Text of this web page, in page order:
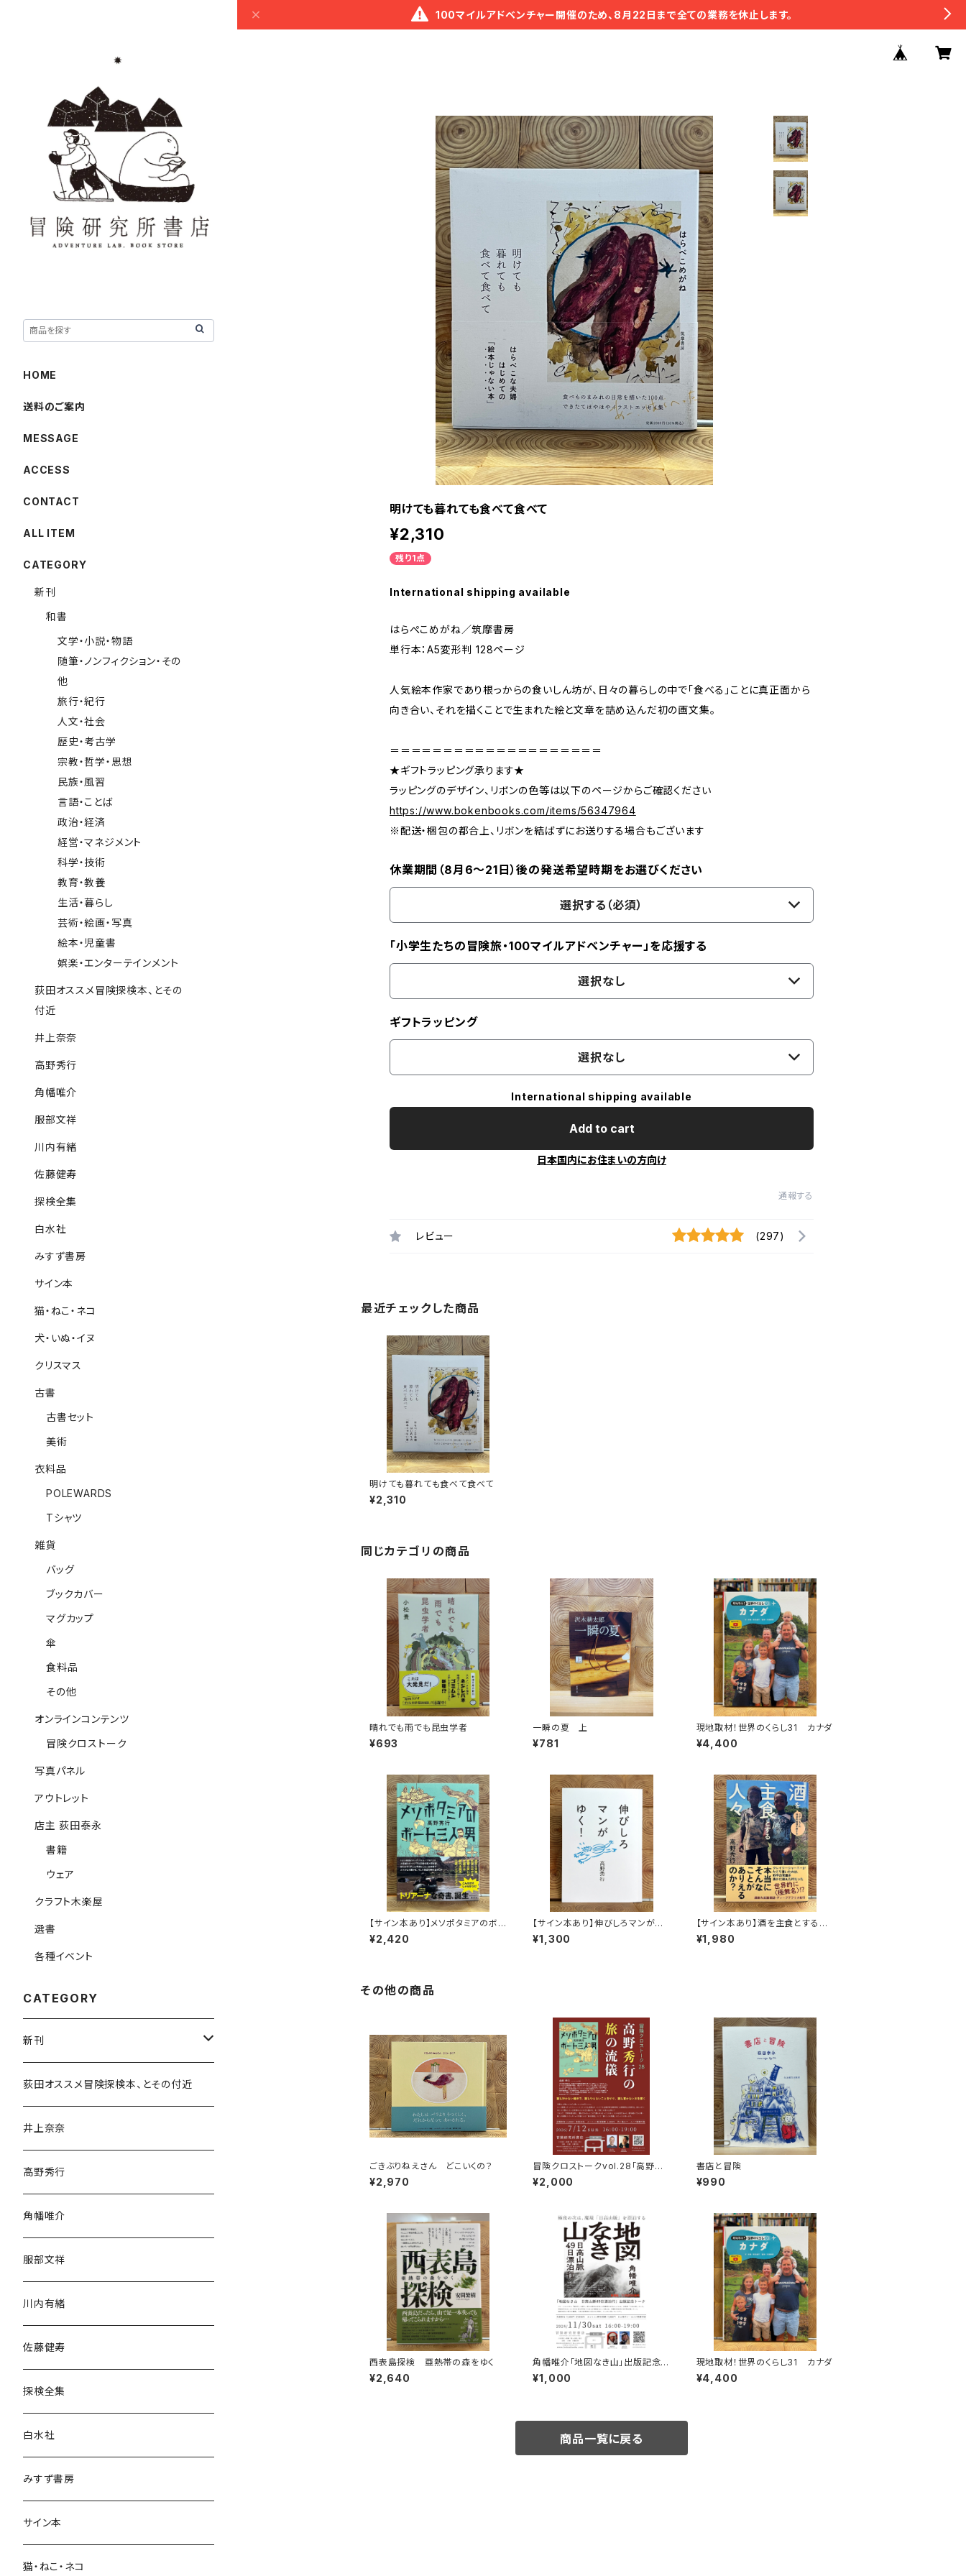
100マイルアドベンチャー開催のため、8月22日まで全ての業務を休止します。
明けても暮れても食べて食べて
¥2,310
残り1点
International shipping available
はらぺこめがね／筑摩書房
単行本：A5変形判 128ページ
人気絵本作家であり根っからの食いしん坊が、日々の暮らしの中で「食べる」ことに真正面から
向き合い、それを描くことで生まれた絵と文章を詰め込んだ初の画文集。
＝＝＝＝＝＝＝＝＝＝＝＝＝＝＝＝＝＝＝＝
★ギフトラッピング承ります★
ラッピングのデザイン、リボンの色等は以下のページからご確認ください
https://www.bokenbooks.com/items/56347964
※配送・梱包の都合上、リボンを結ばずにお送りする場合もございます
休業期間（8月6〜21日）後の発送希望時期をお選びください
選択する（必須）
「小学生たちの冒険旅・100マイルアドベンチャー」を応援する
選択なし
ギフトラッピング
選択なし
International shipping available
Add to cart
日本国内にお住まいの方向け
通報する
レビュー (297)
最近チェックした商品
明けても暮れても食べて食べて
¥2,310
同じカテゴリの商品
晴れでも雨でも昆虫学者
¥693
一瞬の夏 上
¥781
現地取材！世界のくらし31 カナダ
¥4,400
【サイン本あり】メソポタミアのボ
ート三人男
¥2,420
【サイン本あり】伸びしろマンがゆ
く！
¥1,300
【サイン本あり】酒を主食とする
人々 エチオピアの科学的秘境を
旅する
¥1,980
その他の商品
ごきぶりねえさん どこいくの？
¥2,970
冒険クロストークvol.28「高野秀
行の旅の流儀」録画視聴権
¥2,000
書店と冒険
¥990
西表島探検 亜熱帯の森をゆく
¥2,640
角幡唯介「地図なき山」出版記念ト
ークイベント録画視聴権
¥1,000
現地取材！世界のくらし31 カナダ
¥4,400
商品一覧に戻る
HOME
送料のご案内
MESSAGE
ACCESS
CONTACT
ALL ITEM
CATEGORY
新刊
和書
文学・小説・物語
随筆・ノンフィクション・その
他
旅行・紀行
人文・社会
歴史・考古学
宗教・哲学・思想
民族・風習
言語・ことば
政治・経済
経営・マネジメント
科学・技術
教育・教養
生活・暮らし
芸術・絵画・写真
絵本・児童書
娯楽・エンターテインメント
荻田オススメ冒険探検本、とその
付近
井上奈奈
高野秀行
角幡唯介
服部文祥
川内有緒
佐藤健寿
探検全集
白水社
みすず書房
サイン本
猫・ねこ・ネコ
犬・いぬ・イヌ
クリスマス
古書
古書セット
美術
衣料品
POLEWARDS
Tシャツ
雑貨
バッグ
ブックカバー
マグカップ
傘
食料品
その他
オンラインコンテンツ
冒険クロストーク
写真パネル
アウトレット
店主 荻田泰永
書籍
ウェア
クラフト木楽屋
選書
各種イベント
CATEGORY
新刊
和書
文学・小説・物語
随筆・ノンフィクション・その他
民族・風習
言語・ことば
荻田オススメ冒険探検本、とその付近
井上奈奈
高野秀行
角幡唯介
服部文祥
川内有緒
佐藤健寿
探検全集
白水社
みすず書房
サイン本
猫・ねこ・ネコ